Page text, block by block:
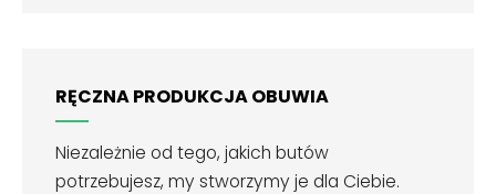
RĘCZNA PRODUKCJA OBUWIA
Niezależnie od tego, jakich butów
potrzebujesz, my stworzymy je dla Ciebie.